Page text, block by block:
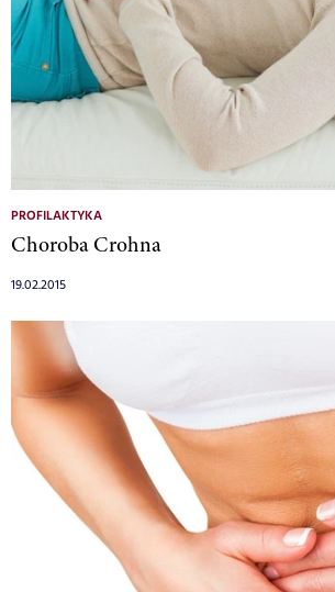
PROFILAKTYKA
Choroba Crohna
19.02.2015